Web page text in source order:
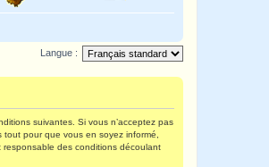
Langue :
suivantes. Si vous n’acceptez pas
pour que vous en soyez informé,
responsable des conditions découlant